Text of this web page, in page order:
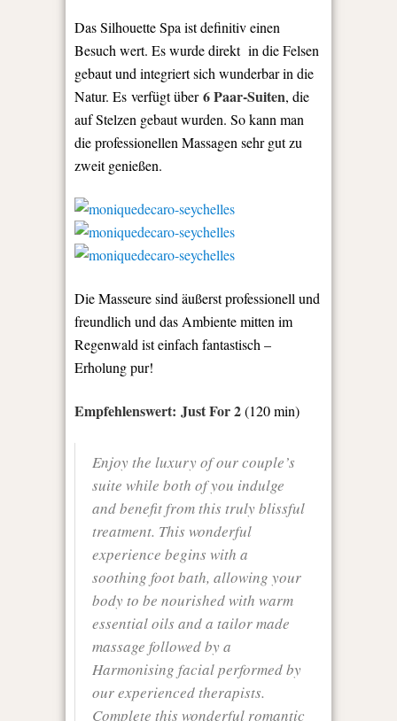
Das Silhouette Spa ist definitiv einen
Besuch wert. Es wurde direkt in die Felsen
gebaut und integriert sich wunderbar in die
Natur. Es verfügt über6 Paar-Suiten, die
auf Stelzen gebaut wurden. So kann man
die professionellen Massagen sehr gut zu
zweit genießen.
Die Masseure sind äußerst professionell und
freundlich und das Ambiente mitten im
Regenwald ist einfach fantastisch –
Erholung pur!
Empfehlenswert: Just For 2(120 min)
Enjoy the luxury of our couple’s
suite while both of you indulge
and benefit from this truly blissful
treatment. This wonderful
experience begins with a
soothing foot bath, allowing your
body to be nourished with warm
essential oils and a tailor made
massage followed by a
Harmonising facial performed by
our experienced therapists.
Complete this wonderful romantic